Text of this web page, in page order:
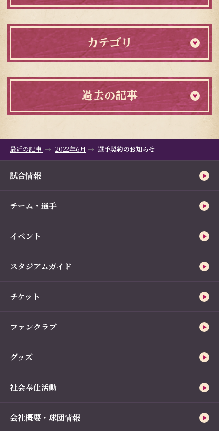
カテゴリ
過去の記事
最近の記事 2022年6月 選手契約のお知らせ
試合情報
チーム・選手
イベント
スタジアムガイド
チケット
ファンクラブ
グッズ
社会奉仕活動
会社概要・球団情報